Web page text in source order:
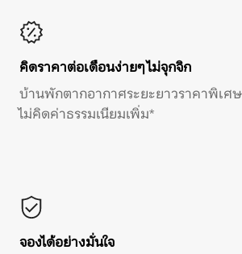
คิดราคาต่อเดือนง่ายๆ ไม่จุกจิก
บ้านพักตากอากาศระยะยาวราคาพิเศ
ไม่คิดค่าธรรมเนียมเพิ่ม*
จองได้อย่างมั่นใจ